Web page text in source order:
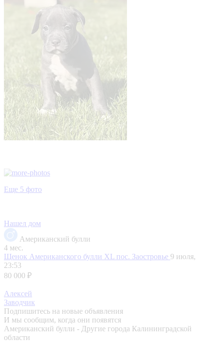
Еще 5 фото
Нашел дом
Американский булли
4 мес.
Щенок Американского булли XL пос. Заостровье 9 июля,
23:53
80 000 ₽
Алексей
Заводчик
Подпишитесь на новые объявления
И мы сообщим, когда они появятся
Американский булли - Другие города Калининградской
области